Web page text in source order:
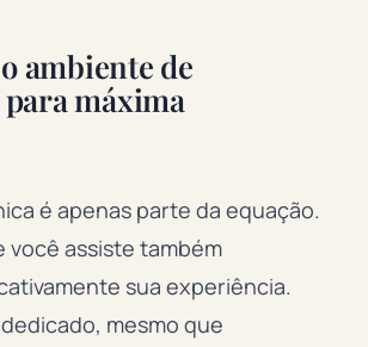
ambiente de
máxima
é apenas parte da equação.
você assiste também
sua experiência.
mesmo que